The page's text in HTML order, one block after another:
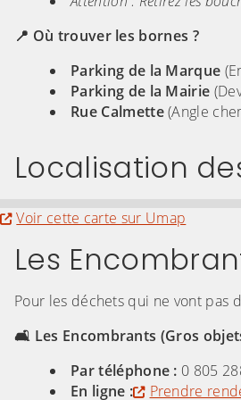
📍 Où trouver les bornes ?
Parking de la Marque
Parking de la Mairie
Rue Calmette(Angle
Localisation
Evitez la carte interactive
Voir cette carte sur Umap
Les
Pour les déchets qui ne vont pas
🛋️ Les Encombrants (Gros
Par téléphone : 0 805
En ligne :
Prendre